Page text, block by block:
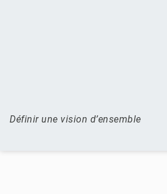
Définir une vision d’ensemble